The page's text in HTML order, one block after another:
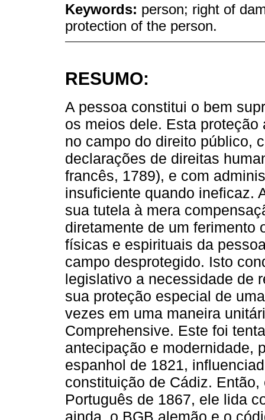
Keywords: person; right of
protection of the person.
RESUMO:
A pessoa constitui o bem
os meios dele. Esta
no campo do direito público,
declarações de direitas
francês, 1789), e com
insuficiente quando ineficaz.
sua tutela à mera
diretamente de um ferimento
físicas e espirituais da
campo desprotegido. Isto
legislativo a necessidade de
sua proteção especial de
vezes em uma maneira
Comprehensive. Este foi
antecipação e modernidade,
espanhol de 1821,
constituição de Cádiz.
Português de 1867, ele lida
ainda, o BGB alemão e o